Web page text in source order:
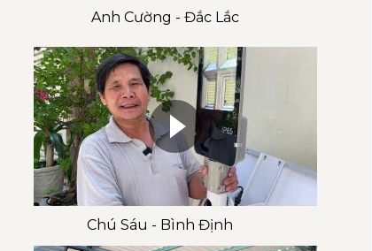
Anh Cường - Đắc Lắc
Chú Sáu - Bình Định